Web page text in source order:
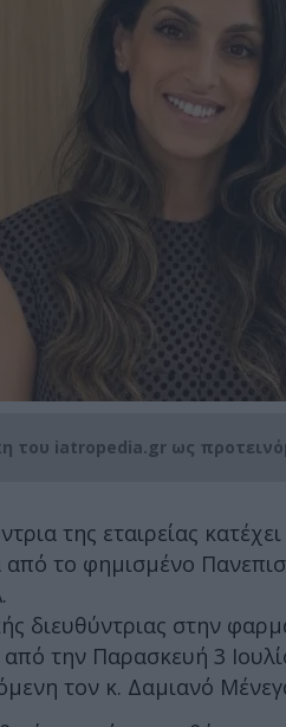
του iatropedia.gr ως
της εταιρείας
το φημισμένο
διευθύντριας στην
την Παρασκευή 3
τον κ. Δαμιανό